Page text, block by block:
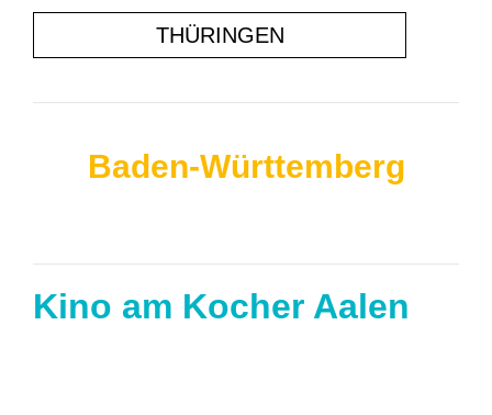
THÜRINGEN
Baden-Württemberg
Kino am Kocher Aalen